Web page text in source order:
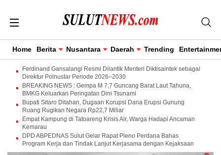
Home Berita Nusantara Daerah Trending
Ferdinand Gansalangi Resmi Dilantik Menteri Diktisaintek sebagai
Direktur Polnustar Periode 2026–2030
BREAKING NEWS : Gempa M 7,7 Guncang Barat Laut Tahuna,
BMKG Keluarkan Peringatan Dini Tsunami
Bupati Sitaro Ditahan, Dugaan Korupsi Dana Erupsi Gunung
Ruang Rugikan Negara Rp22,7 Miliar
Empat Kampung di Tatoareng Krisis Air, Warga Hadapi Ancaman
Kemarau
DPD ABPEDNAS Sulut Gelar Rapat Pleno Perdana Bahas
Program Kerja dan Tindak Lanjut Kerjasama dengan Kejaksaan